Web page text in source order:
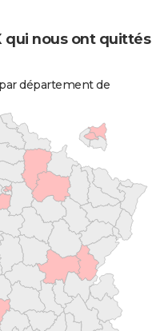
qui nous ont quittés
département de